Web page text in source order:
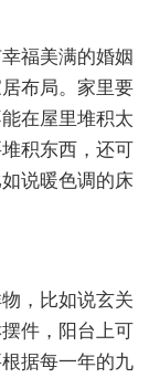
福美满的婚姻
布局。家里要
在屋里堆积太
积东西，还可
说暖色调的床
，比如说玄关
件，阳台上可
据每一年的九